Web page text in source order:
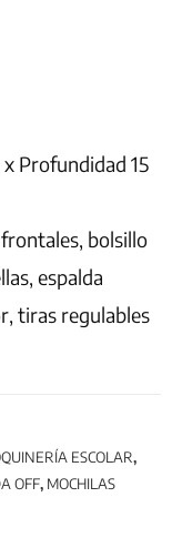
Profundidad 15
bolsillo
espalda
tiras regulables
ESCOLAR,
OFF, MOCHILAS